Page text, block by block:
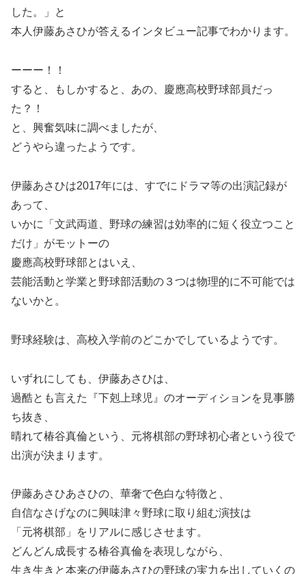
した。」と
本人伊藤あさひが答えるインタビュー記事でわかります。
ーーー！！
すると、もしかすると、あの、慶應高校野球部員だっ
た？！
と、興奮気味に調べましたが、
どうやら違ったようです。
伊藤あさひは2017年には、すでにドラマ等の出演記録が
あって、
いかに「文武両道、野球の練習は効率的に短く役立つこと
だけ」がモットーの
慶應高校野球部とはいえ、
芸能活動と学業と野球部活動の３つは物理的に不可能では
ないかと。
野球経験は、高校入学前のどこかでしているようです。
いずれにしても、伊藤あさひは、
過酷とも言えた『下剋上球児』のオーディションを見事勝
ち抜き、
晴れて椿谷真倫という、元将棋部の野球初心者という役で
出演が決まります。
伊藤あさひあさひの、華奢で色白な特徴と、
自信なさげなのに興味津々野球に取り組む演技は
「元将棋部」をリアルに感じさせます。
どんどん成長する椿谷真倫を表現しながら、
生き生きと本来の伊藤あさひの野球の実力を出していくの